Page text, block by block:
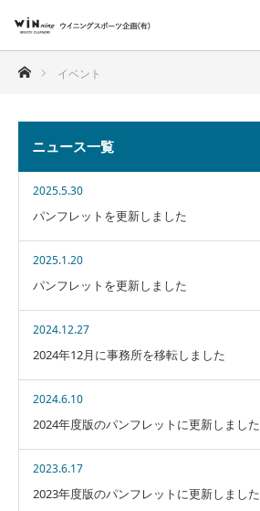
ホーム イベント
ニュース一覧
2025.5.30
パンフレットを更新しました
2025.1.20
パンフレットを更新しました
2024.12.27
2024年12月に事務所を移転しました
2024.6.10
2024年度版のパンフレットに更新しました
2023.6.17
2023年度版のパンフレットに更新しました